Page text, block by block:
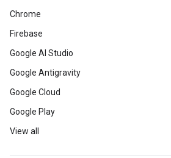
Chrome
Firebase
Google AI Studio
Google Antigravity
Google Cloud
Google Play
View all